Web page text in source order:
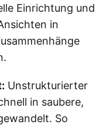
Einrichtung und
in
Unstrukturierter
in saubere,
So